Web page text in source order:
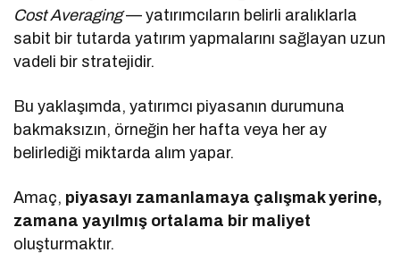
Cost Averaging— yatırımcıların belirli aralıklarla
sabit bir tutarda yatırım yapmalarını sağlayan uzun
vadeli bir stratejidir.
Bu yaklaşımda, yatırımcı piyasanın durumuna
bakmaksızın, örneğin her hafta veya her ay
belirlediği miktarda alım yapar.
Amaç, piyasayı zamanlamaya çalışmak yerine,
zamana yayılmış ortalama bir maliyet
oluşturmaktır.